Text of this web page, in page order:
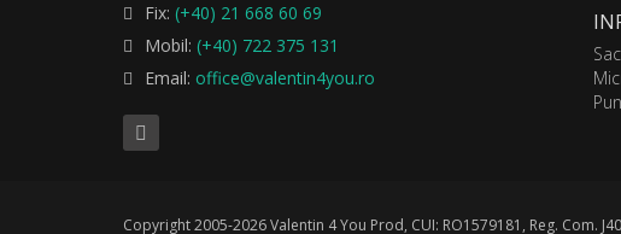
Fix: (+40) 21 668 60 69
Mobil: (+40) 722 375 131
Email: office@valentin4you.ro
Copyright 2005-2026 Valentin 4 You Prod, CUI: RO1579181, Reg. Com.